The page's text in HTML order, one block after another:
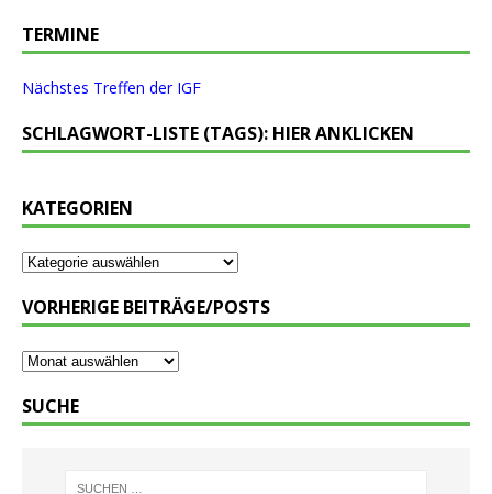
TERMINE
Nächstes Treffen der IGF
SCHLAGWORT-LISTE (TAGS): HIER ANKLICKEN
KATEGORIEN
VORHERIGE BEITRÄGE/POSTS
SUCHE